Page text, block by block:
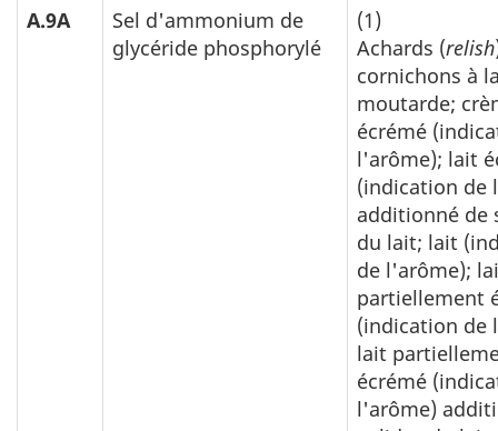
A.9A
Sel d'ammonium de
glycéride phosphorylé
(1)
Achards (relish
cornichons à
moutarde;
écrémé
l'arôme); lait
(indication de
additionné de
du lait; lait
de l'arôme);
partiellement
(indication de
lait
écrémé
l'arôme)